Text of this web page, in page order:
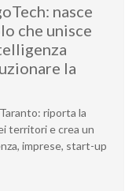
nasce
che unisce
la
riporta la
territori e crea un
imprese, start-up